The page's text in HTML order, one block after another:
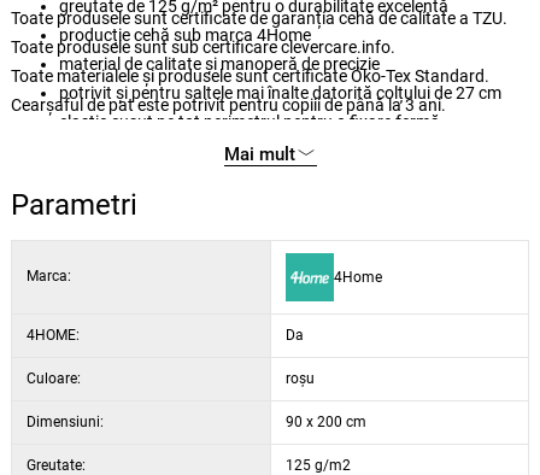
greutate de 125 g/m² pentru o durabilitate excelentă
producție cehă sub marca 4Home
material de calitate și manoperă de precizie
potrivit și pentru saltele mai înalte datorită colțului de 27 cm
elastic cusut pe tot perimetrul pentru o fixare fermă
elasticul este CERTIFICAT BUREAU VERITAS
potrivit pentru uscarea cu mașina de uscat la programul delicat
culori subtile și elegante
Toate produsele sunt certificate de garanția cehă de calitate a TZU.
Toate produsele sunt sub certificare clevercare.info.
Toate materialele și produsele sunt certificate Öko-Tex Standard.
Cearșaful de pat este potrivit pentru copiii de până la 3 ani.
Mai mult
Parametri
Marca: 4Home
4HOME: Da
Culoare: roșu
Dimensiuni: 90 x 200 cm
Greutate: 125 g/m2